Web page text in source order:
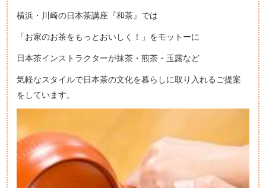
横浜・川崎の日本茶講座『和茶』では
「お家のお茶をもっとおいしく！」をモットーに
日本茶インストラクターが抹茶・煎茶・玉露など
気軽なスタイルで日本茶の文化を暮らしに取り入れるご提案
をしています。